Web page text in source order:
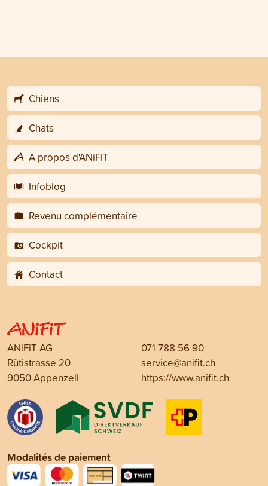
Chiens
Chats
A propos d'ANiFiT
Infoblog
Revenu complémentaire
Cockpit
Contact
ANiFiT AG
Rütistrasse 20
9050 Appenzell
071 788 56 90
service@anifit.ch
https://www.anifit.ch
Modalités de paiement